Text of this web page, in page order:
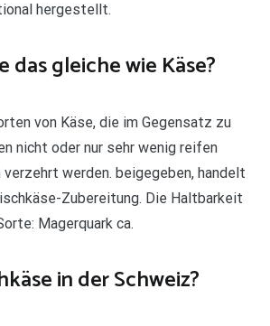
hergestellt.
das gleiche wie Käse?
von Käse, die im Gegensatz zu
nicht oder nur sehr wenig reifen
werden. beigegeben, handelt
Zubereitung. Die Haltbarkeit
Magerquark ca.
in der Schweiz?